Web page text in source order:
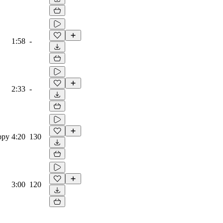
1:58 -
2:33 -
4:20 130
3:00 120